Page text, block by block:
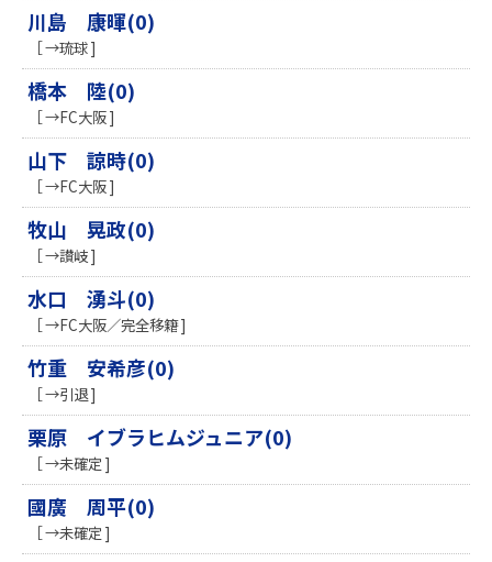
川島 康暉(0)
［ →琉球 ]
橋本 陸(0)
［ →FC大阪 ]
山下 諒時(0)
［ →FC大阪 ]
牧山 晃政(0)
［ →讃岐 ]
水口 湧斗(0)
［ →FC大阪／完全移籍 ]
竹重 安希彦(0)
［ →引退 ]
栗原 イブラヒムジュニア(0)
［ →未確定 ]
國廣 周平(0)
［ →未確定 ]